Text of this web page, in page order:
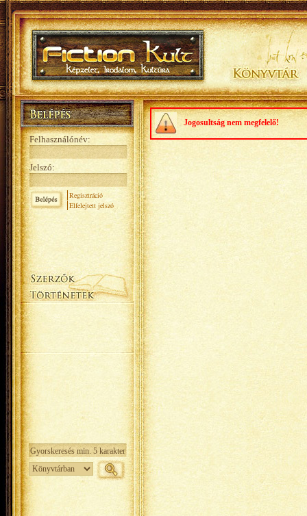
Felhasználónév:
Jelszó:
Regisztráció
Elfelejtett jelszó
Jogosultság nem megfelelő!